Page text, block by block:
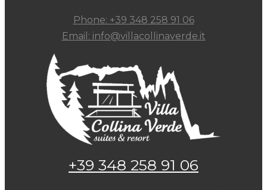
Phone: +39 348 258 91 06
Email: info@villacollinaverde.it
+39 348 258 91 06